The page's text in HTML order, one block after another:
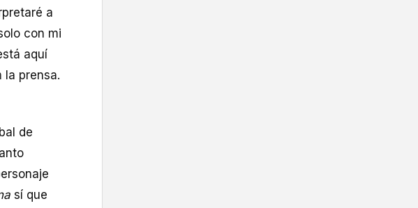
a
con mi
aquí
la prensa.
de
sí que